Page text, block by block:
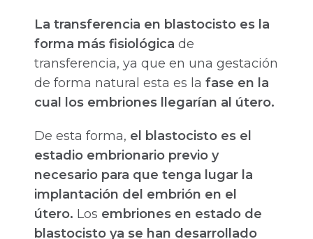
La transferencia en blastocisto es la
forma más fisiológica de
transferencia, ya que en una gestación
de forma natural esta es la fase en la
cual los embriones llegarían al útero.
De esta forma, el blastocisto es el
estadio embrionario previo y
necesario para que tenga lugar la
implantación del embrión en el
útero. Los embriones en estado de
blastocisto ya se han desarrollado